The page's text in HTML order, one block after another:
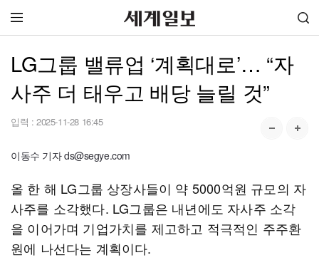
LG그룹 밸류업 ‘계획대로’… “자
사주 더 태우고 배당 늘릴 것”
입력 : 2025-11-28 16:45
이동수 기자 ds@segye.com
올 한 해 LG그룹 상장사들이 약 5000억원 규모의 자
사주를 소각했다. LG그룹은 내년에도 자사주 소각
을 이어가며 기업가치를 제고하고 적극적인 주주환
원에 나선다는 계획이다.